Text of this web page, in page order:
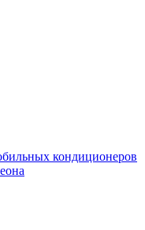
кондиционеров